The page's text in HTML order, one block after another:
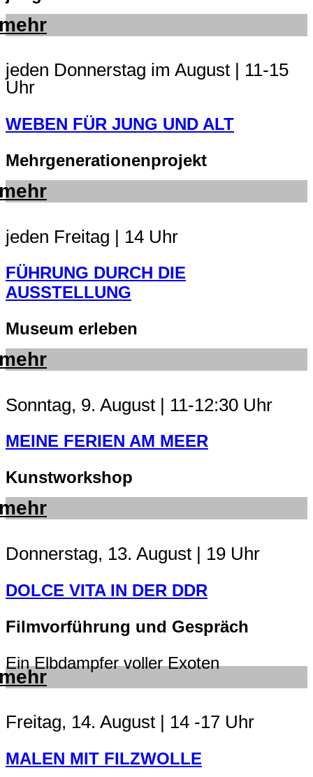
jeden Donnerstag im August | 11-15
Uhr
WEBEN FÜR JUNG UND ALT
Mehrgenerationenprojekt
jeden Freitag | 14 Uhr
FÜHRUNG DURCH DIE
AUSSTELLUNG
Museum erleben
Sonntag, 9. August | 11-12:30 Uhr
MEINE FERIEN AM MEER
Kunstworkshop
Donnerstag, 13. August | 19 Uhr
DOLCE VITA IN DER DDR
Filmvorführung und Gespräch
Ein Elbdampfer voller Exoten
Freitag, 14. August | 14 -17 Uhr
MALEN MIT FILZWOLLE